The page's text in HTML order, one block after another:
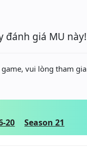
đánh giá MU này!
vui lòng tham gia
20 Season 21